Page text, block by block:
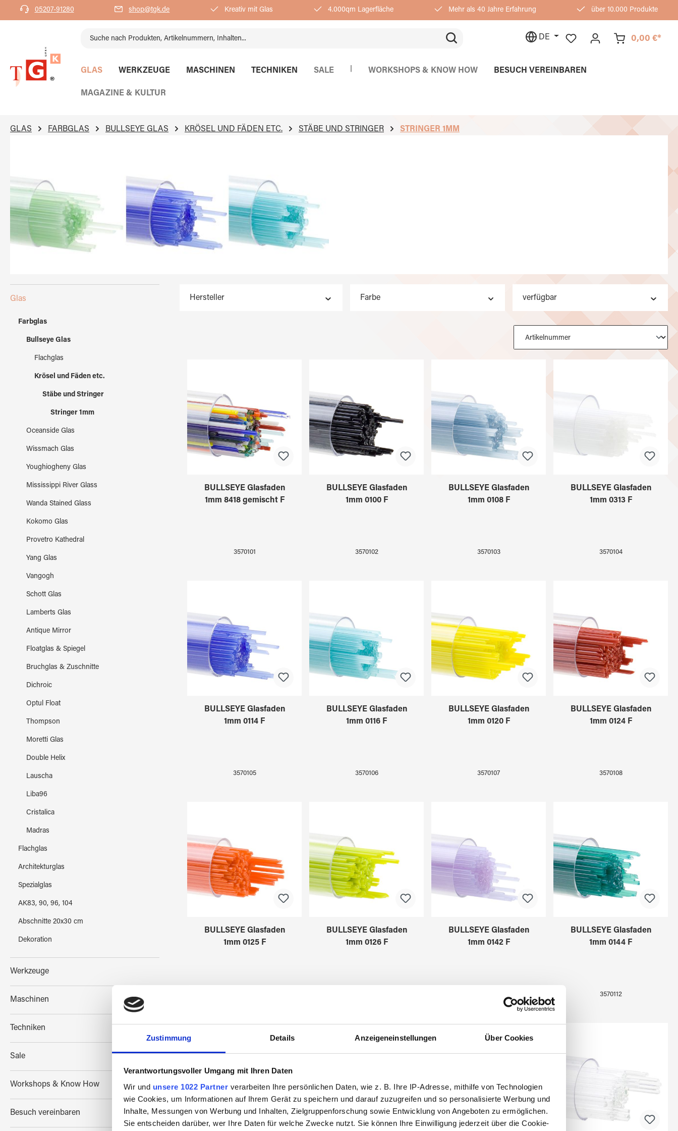
Zustimmung Details Anzeigeneinstellungen Über Cookies
Verantwortungsvoller Umgang mit Ihren Daten
Wir und unsere 1022 Partner verarbeiten Ihre persönlichen Daten, wie z. B. Ihre IP-Adresse, mithilfe von Technologien
wie Cookies, um Informationen auf Ihrem Gerät zu speichern und darauf zuzugreifen und so personalisierte Werbung und
Inhalte, Messungen von Werbung und Inhalten, Zielgruppenforschung sowie Entwicklung von Angeboten zu ermöglichen.
Sie entscheiden darüber, wer Ihre Daten für welche Zwecke nutzt. Sie können Ihre Einwilligung jederzeit über die Cookie-
Zur Hauptnavigation springen
05207-91280 shop@tgk.de Kreativ mit Glas 4.000qm Lagerfläche Mehr als 40 Jahre Erfahrung über 10.000 Produkte
DE 0,00 €*
GLAS WERKZEUGE MASCHINEN TECHNIKEN SALE WORKSHOPS & KNOW HOW BESUCH VEREINBAREN
MAGAZINE & KULTUR
GLAS FARBGLAS BULLSEYE GLAS KRÖSEL UND FÄDEN ETC. STÄBE UND STRINGER STRINGER 1MM
Glas
Farbglas
Bullseye Glas
Flachglas
Krösel und Fäden etc.
Stäbe und Stringer
Stringer 1mm
Oceanside Glas
Wissmach Glas
Youghiogheny Glas
Mississippi River Glass
Wanda Stained Glass
Kokomo Glas
Provetro Kathedral
Yang Glas
Vangogh
Schott Glas
Lamberts Glas
Antique Mirror
Floatglas & Spiegel
Bruchglas & Zuschnitte
Dichroic
Optul Float
Thompson
Moretti Glas
Double Helix
Lauscha
Liba96
Cristalica
Madras
Flachglas
Architekturglas
Spezialglas
AK83, 90, 96, 104
Abschnitte 20x30 cm
Dekoration
Werkzeuge
Maschinen
Techniken
Sale
Workshops & Know How
Besuch vereinbaren
Hersteller Farbe verfügbar
BULLSEYE Glasfaden
1mm 8418 gemischt F
3570101
BULLSEYE Glasfaden
1mm 0100 F
3570102
BULLSEYE Glasfaden
1mm 0108 F
3570103
BULLSEYE Glasfaden
1mm 0313 F
3570104
BULLSEYE Glasfaden
1mm 0114 F
3570105
BULLSEYE Glasfaden
1mm 0116 F
3570106
BULLSEYE Glasfaden
1mm 0120 F
3570107
BULLSEYE Glasfaden
1mm 0124 F
3570108
BULLSEYE Glasfaden
1mm 0125 F
BULLSEYE Glasfaden
1mm 0126 F
BULLSEYE Glasfaden
1mm 0142 F
BULLSEYE Glasfaden
1mm 0144 F
3570112